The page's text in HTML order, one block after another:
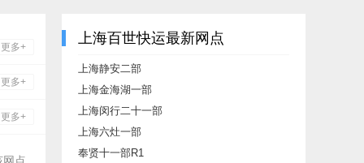
更多+
更多+
更多+
上海百世快运最新网点
上海静安二部
上海金海湖一部
上海闵行二十一部
上海六灶一部
奉贤十一部R1